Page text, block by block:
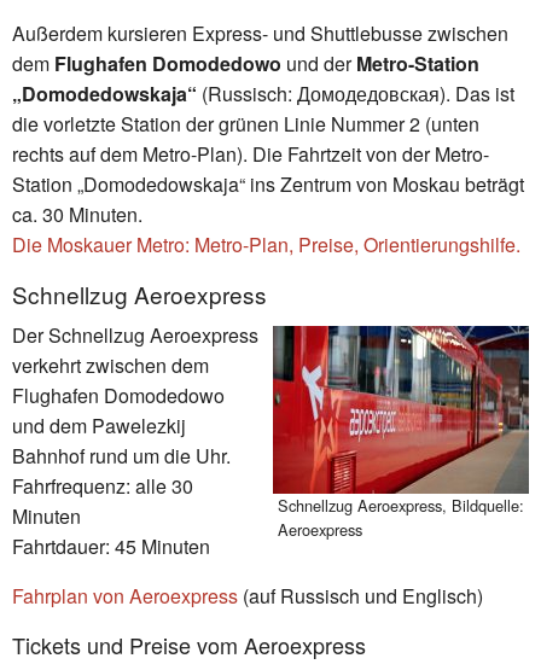
Außerdem kursieren Express- und Shuttlebusse zwischen
dem Flughafen Domodedowo und derMetro-Station
„Domodedowskaja“ (Russisch: Домодедовская). Das ist
die vorletzte Station der grünen Linie Nummer 2 (unten
rechts auf dem Metro-Plan). Die Fahrtzeit von der Metro-
Station „Domodedowskaja“ ins Zentrum von Moskau beträgt
ca. 30 Minuten.
Die Moskauer Metro: Metro-Plan, Preise, Orientierungshilfe.
Schnellzug Aeroexpress
Schnellzug Aeroexpress, Bildquelle:
Aeroexpress
Der Schnellzug Aeroexpress
verkehrt zwischen dem
Flughafen Domodedowo
und dem Pawelezkij
Bahnhof rund um die Uhr.
Fahrfrequenz: alle 30
Minuten
Fahrtdauer: 45 Minuten
Fahrplan von Aeroexpress (auf Russisch und Englisch)
Tickets und Preise vom Aeroexpress